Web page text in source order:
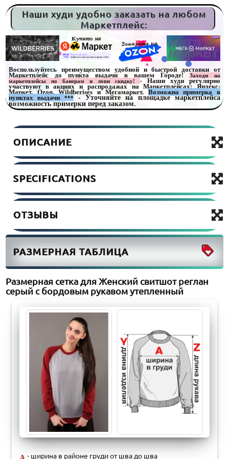
Наши худи удобно заказать на любом
Маркетплейс:
Воспользуйтесь преимуществом удобной и быстрой доставки от
Маркетплейс до пункта выдачи в вашем Городе!
Заходи на
маркетплейсы по банерам и лови скидку! - Наши худи регулярно
участвуют в акциях и распродажах на Маркетплейсах: Яндекс-
Маркет, Ozon, Wildberises и Мегамаркет. Возможна примерка в
пунктах выдачи ***
- Уточняйте на площадке маркетплейса
возможность примерки перед заказом.
ОПИСАНИЕ
SPECIFICATIONS
ОТЗЫВЫ
РАЗМЕРНАЯ ТАБЛИЦА
Размерная сетка для Женский свитшот реглан
серый с бордовым рукавом утепленный
- ширина в районе груди от шва до шва